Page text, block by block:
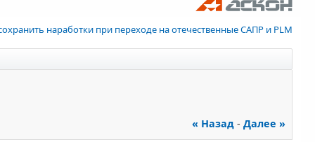
наработки при переходе на отечественные САПР и PLM
« Назад- Далее »